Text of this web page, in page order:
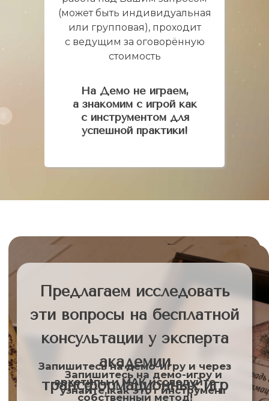
(может быть индивидуальная
или групповая), проходит
с ведущим за оговорённую
стоимость
На Демо не играем,
а знакомим с игрой как
с инструментом для
успешной практики!